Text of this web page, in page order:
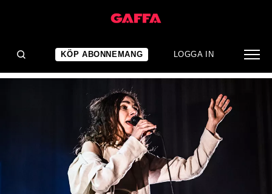
KÖP ABONNEMANG LOGGA IN
KONSERTRECENSION
En naturkraft